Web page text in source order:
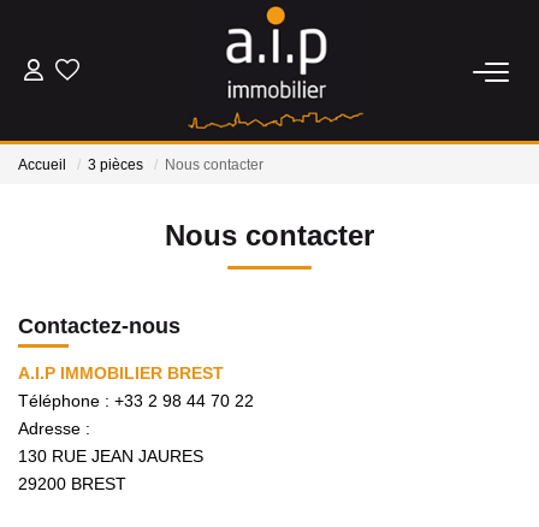
ACHETER
ESTIMER
NOS AGENCES
Qui Sommes Nous
Accueil 3 pièces Nous contacter
Nous contacter
Contactez-nous
A.I.P IMMOBILIER BREST
Téléphone : +33 2 98 44 70 22
Adresse :
130 RUE JEAN JAURES
29200 BREST